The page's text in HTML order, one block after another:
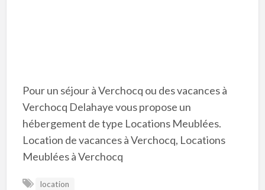
Pour un séjour à Verchocq ou des vacances à
Verchocq Delahaye vous propose un
hébergement de type Locations Meublées.
Location de vacances à Verchocq, Locations
Meublées à Verchocq
location